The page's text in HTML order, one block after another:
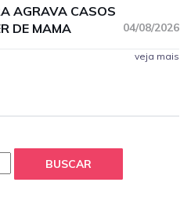
AGRAVA CASOS
DE MAMA
04/08/2026
veja mais
BUSCAR